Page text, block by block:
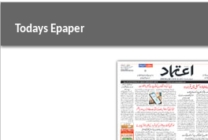
Todays Epaper